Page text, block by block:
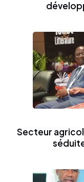
Secteur